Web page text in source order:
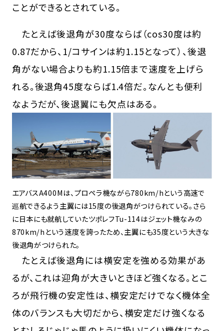
ことができるとされている。
たとえば後退角が30度ならば（cos30度は約
0.87だから、1/コサインは約1.15となって）、後退
角がない場合よりも約1.15倍まで速度を上げら
れる。後退角45度ならば1.4倍だ。なんとも便利
なようだが、後退翼にも欠点はある。
エアバスA400Mは、プロペラ機ながら780km/hという高速で
巡航できるよう主翼には15度の後退角がつけられている。さら
に日本にも就航していたツポレフTu-114はジェット機なみの
870km/hという速度を誇ったため、主翼にも35度という大きな
後退角がつけられた。
たとえば後退角には横安定を強める効果があ
るが、これは迎角が大きいときほど強くなる。とこ
ろが飛行機の安定性は、横安定だけでなく機体全
体のバランスも大切だから、横安定だけ強くなる